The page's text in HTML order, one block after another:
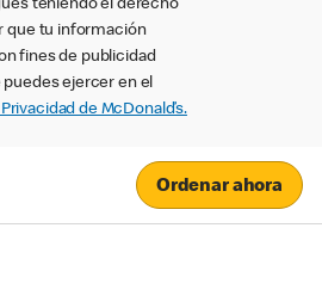
teniendo el derecho
que tu información
fines de publicidad
ejercer en el
de McDonald’s.
Ordenar ahora